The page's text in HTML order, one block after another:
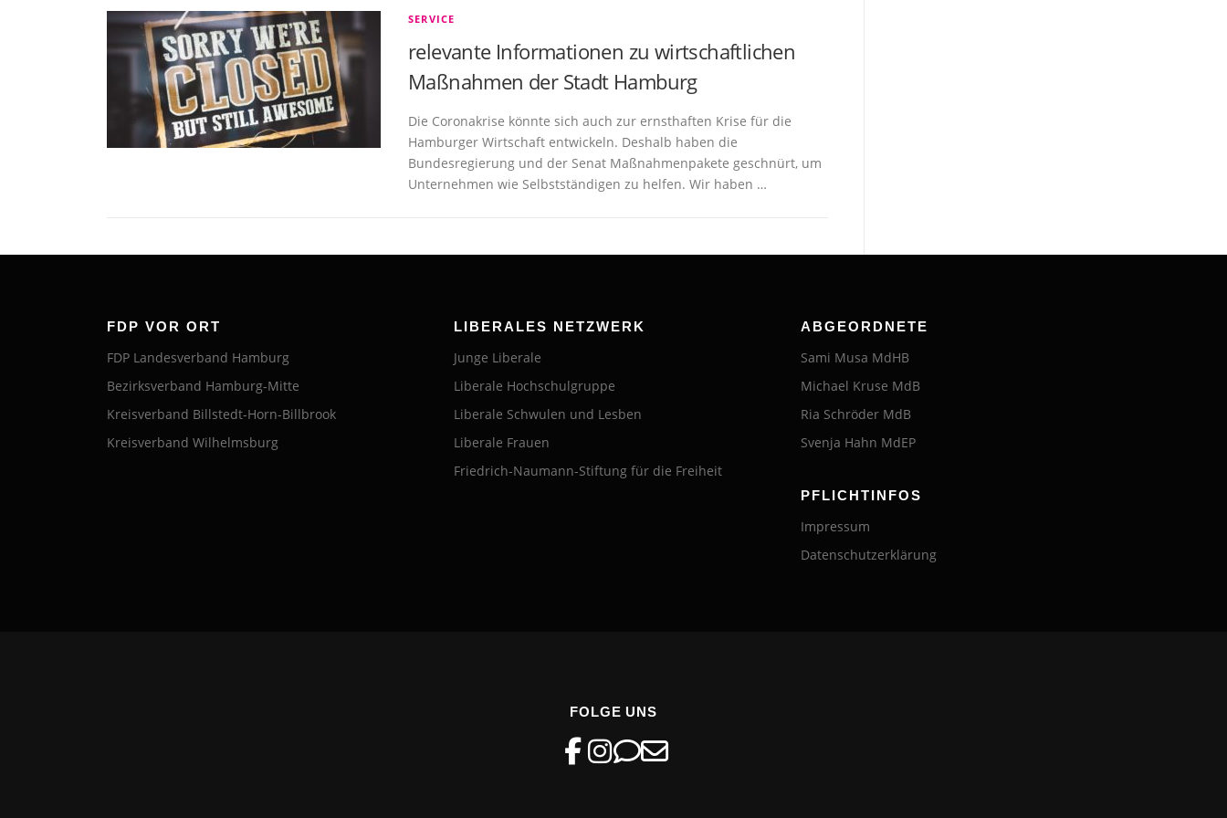
SERVICE
relevante Informationen zu wirtschaftlichen
Maßnahmen der Stadt Hamburg
Die Coronakrise könnte sich auch zur ernsthaften Krise für die
Hamburger Wirtschaft entwickeln. Deshalb haben die
Bundesregierung und der Senat Maßnahmenpakete geschnürt, um
Unternehmen wie Selbstständigen zu helfen. Wir haben …
FDP VOR ORT
FDP Landesverband Hamburg
Bezirksverband Hamburg-Mitte
Kreisverband Billstedt-Horn-Billbrook
Kreisverband Wilhelmsburg
LIBERALES NETZWERK
Junge Liberale
Liberale Hochschulgruppe
Liberale Schwulen und Lesben
Liberale Frauen
Friedrich-Naumann-Stiftung für die Freiheit
ABGEORDNETE
Sami Musa MdHB
Michael Kruse MdB
Ria Schröder MdB
Svenja Hahn MdEP
PFLICHTINFOS
Impressum
Datenschutzerklärung
FOLGE UNS